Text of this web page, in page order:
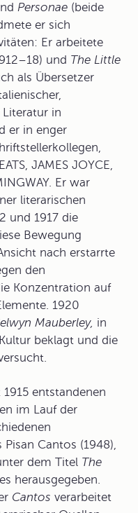
Personae (beide
er sich
Er arbeitete
und The Little
als Übersetzer
Literatur in
er in enger
JAMES JOYCE,
Er war
literarischen
und 1917 die
Bewegung
nach erstarrte
den
Konzentration auf
1920
Mauberley, in
beklagt und die
entstandenen
im Lauf der
Pisan Cantos (1948),
dem Titel The
herausgegeben.
Cantos verarbeitet